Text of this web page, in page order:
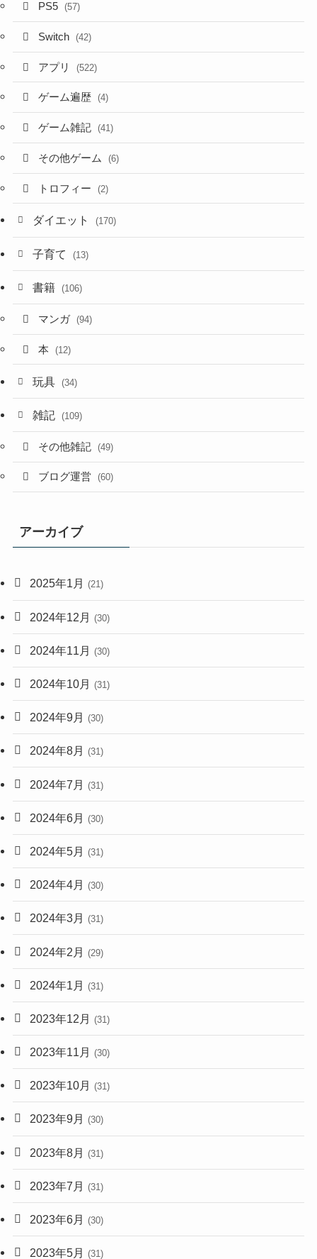
PS5 (57)
Switch (42)
アプリ (522)
ゲーム遍歴 (4)
ゲーム雑記 (41)
その他ゲーム (6)
トロフィー (2)
ダイエット (170)
子育て (13)
書籍 (106)
マンガ (94)
本 (12)
玩具 (34)
雑記 (109)
その他雑記 (49)
ブログ運営 (60)
アーカイブ
2025年1月 (21)
2024年12月 (30)
2024年11月 (30)
2024年10月 (31)
2024年9月 (30)
2024年8月 (31)
2024年7月 (31)
2024年6月 (30)
2024年5月 (31)
2024年4月 (30)
2024年3月 (31)
2024年2月 (29)
2024年1月 (31)
2023年12月 (31)
2023年11月 (30)
2023年10月 (31)
2023年9月 (30)
2023年8月 (31)
2023年7月 (31)
2023年6月 (30)
2023年5月 (31)